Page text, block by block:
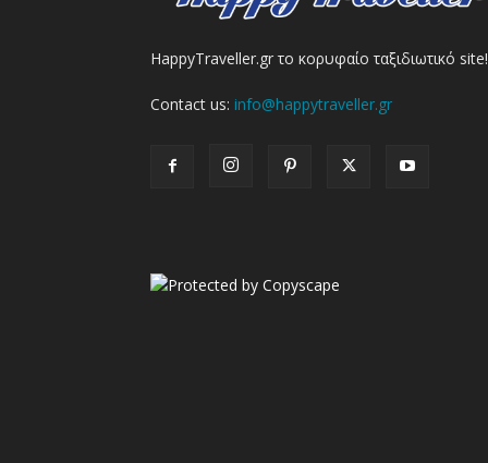
HappyTraveller.gr το κορυφαίο ταξιδιωτικό site!
Contact us: info@happytraveller.gr